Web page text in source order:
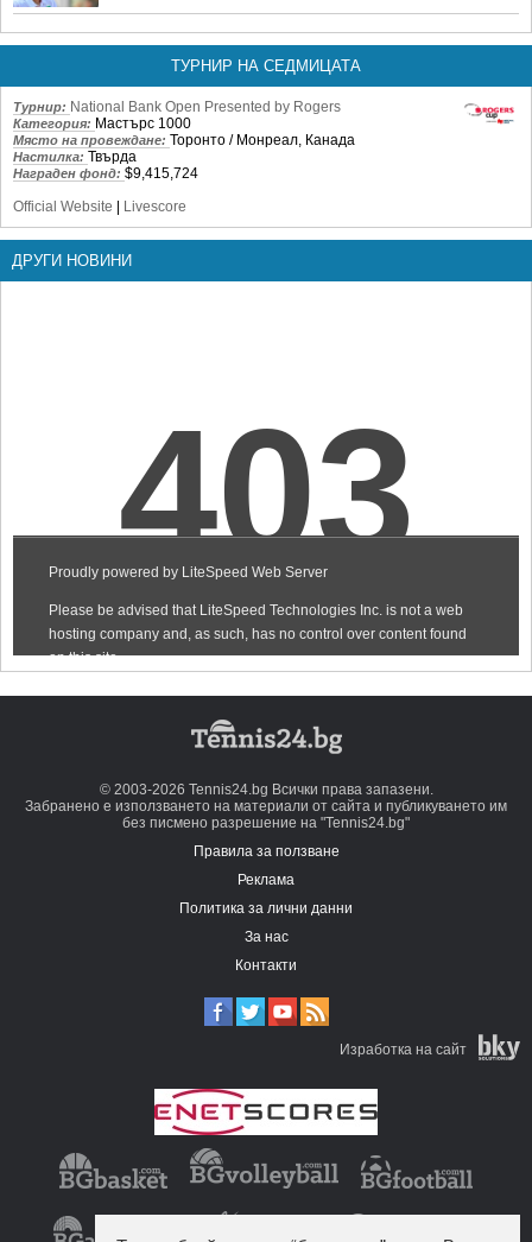
ТУРНИР НА СЕДМИЦАТА
Турнир: National Bank Open Presented by Rogers
Категория: Мастърс 1000
Място на провеждане: Торонто / Монреал, Канада
Настилка: Твърда
Награден фонд: $9,415,724
Official Website
Livescore
ДРУГИ НОВИНИ
© 2003-2026 Tennis24.bg Всички права запазени.
Забранено е използването на материали от сайта и публикуването им
без писмено разрешение на "Tennis24.bg"
Правила за ползване
Реклама
Политика за лични данни
За нас
Контакти
Изработка на сайт